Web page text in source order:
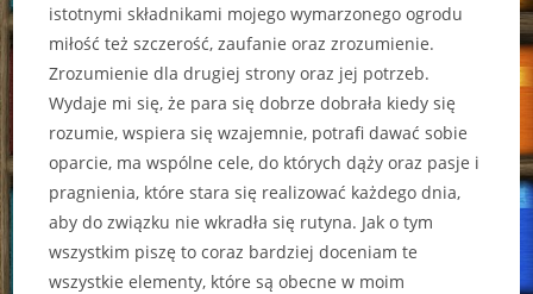
istotnymi składnikami mojego wymarzonego ogrodu
miłość też szczerość, zaufanie oraz zrozumienie.
Zrozumienie dla drugiej strony oraz jej potrzeb.
Wydaje mi się, że para się dobrze dobrała kiedy się
rozumie, wspiera się wzajemnie, potrafi dawać sobie
oparcie, ma wspólne cele, do których dąży oraz pasje i
pragnienia, które stara się realizować każdego dnia,
aby do związku nie wkradła się rutyna. Jak o tym
wszystkim piszę to coraz bardziej doceniam te
wszystkie elementy, które są obecne w moim